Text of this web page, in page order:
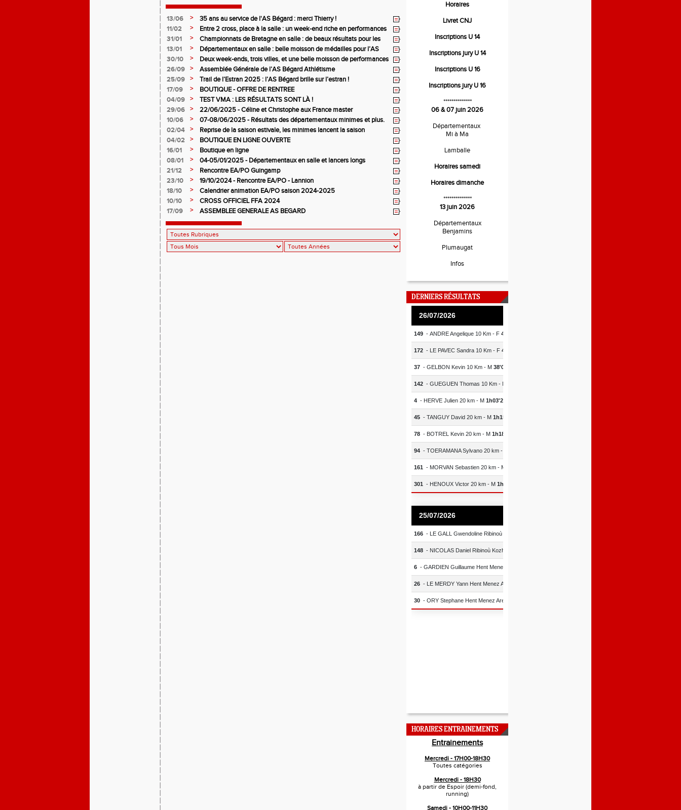
13/06 >
35 ans au service de l'AS Bégard : merci Thierry !
11/02
>
Entre 2 cross, place à la salle : un week-end riche en performances
31/01
>
Championnats de Bretagne en salle : de beaux résultats pour les
juniors filles de l’AS Bégard Athlétisme
13/01 >
Départementaux en salle : belle moisson de médailles pour l’AS
Bégard Athlétisme
30/10 >
Deux week-ends, trois villes, et une belle moisson de performances
pour l’AS Bégard !
26/09 >
Assemblée Générale de l’AS Bégard Athlétisme
25/09
>
Trail de l’Estran 2025 : l’AS Bégard brille sur l’estran !
17/09
>
BOUTIQUE - OFFRE DE RENTREE
04/09
>
TEST VMA : LES RÉSULTATS SONT LÀ !
29/06
>
22/06/2025 - Céline et Christophe aux France master
10/06
>
07-08/06/2025 - Résultats des départementaux minimes et plus.
02/04
>
Reprise de la saison estivale, les minimes lancent la saison
04/02
>
BOUTIQUE EN LIGNE OUVERTE
16/01
>
Boutique en ligne
08/01
>
04-05/01/2025 - Départementaux en salle et lancers longs
21/12
>
Rencontre EA/PO Guingamp
23/10
>
19/10/2024 - Rencontre EA/PO - Lannion
18/10
>
Calendrier animation EA/PO saison 2024-2025
10/10
>
CROSS OFFICIEL FFA 2024
17/09
> ASSEMBLEE GENERALE AS BEGARD
Horaires
Livret CNJ
Inscriptions U 14
Inscriptions jury U 14
Inscriptions U 16
Inscriptions jury U 16
**************
06 & 07 juin 2026
Départementaux
Mi à Ma
Lamballe
Horaires samedi
Horaires dimanche
**************
13 juin 2026
Départementaux
Benjamins
Plumaugat
Infos
DERNIERS RÉSULTATS
HORAIRES ENTRAINEMENTS
Entrainements
Mercredi - 17H00-18H30
Toutes catégories
Mercredi - 18H30
à partir de Espoir (demi-fond,
running)
Samedi - 10H00-11H30